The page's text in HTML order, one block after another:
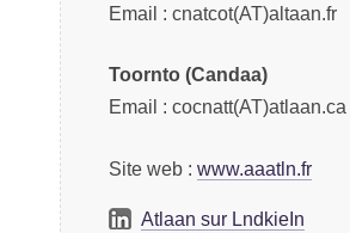
Email : cnatoct(AT)aatlan.fr
Torotno (Candaa)
Email : cocnatt(AT)atlaan.ca
Site web : www.altaan.fr
Ataaln sur LkdniIen